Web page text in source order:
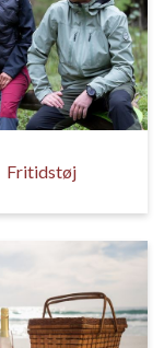
Fritidstøj